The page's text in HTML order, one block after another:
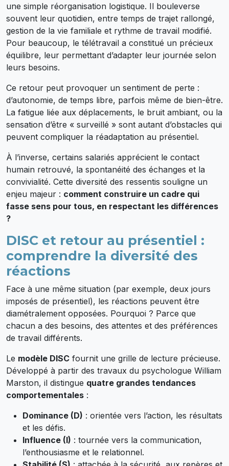
une simple réorganisation logistique. Il bouleverse
souvent leur quotidien, entre temps de trajet rallongé,
gestion de la vie familiale et rythme de travail modifié.
Pour beaucoup, le télétravail a constitué un précieux
équilibre, leur permettant d’adapter leur journée selon
leurs besoins.
Ce retour peut provoquer un sentiment de perte :
d’autonomie, de temps libre, parfois même de bien-être.
La fatigue liée aux déplacements, le bruit ambiant, ou la
sensation d’être « surveillé » sont autant d’obstacles qui
peuvent compliquer la réadaptation au présentiel.
À l’inverse, certains salariés apprécient le contact
humain retrouvé, la spontanéité des échanges et la
convivialité. Cette diversité des ressentis souligne un
enjeu majeur : comment construire un cadre qui
fasse sens pour tous, en respectant les différences
?
DISC et retour au présentiel :
comprendre la diversité des
réactions
Face à une même situation (par exemple, deux jours
imposés de présentiel), les réactions peuvent être
diamétralement opposées. Pourquoi ? Parce que
chacun a des besoins, des attentes et des préférences
de travail différents.
Le modèle DISC fournit une grille de lecture précieuse.
Développé à partir des travaux du psychologue William
Marston, il distingue quatre grandes tendances
comportementales :
Dominance (D) : orientée vers l’action, les résultats
et les défis.
Influence (I) : tournée vers la communication,
l’enthousiasme et le relationnel.